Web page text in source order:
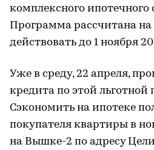
комплексного ипотечного
Программа рассчитана на
действовать до 1 ноября
Уже в среду, 22 апреля,
кредита по этой льготной
Сэкономить на ипотеке
покупателя квартиры в
на Вышке-2 по адресу